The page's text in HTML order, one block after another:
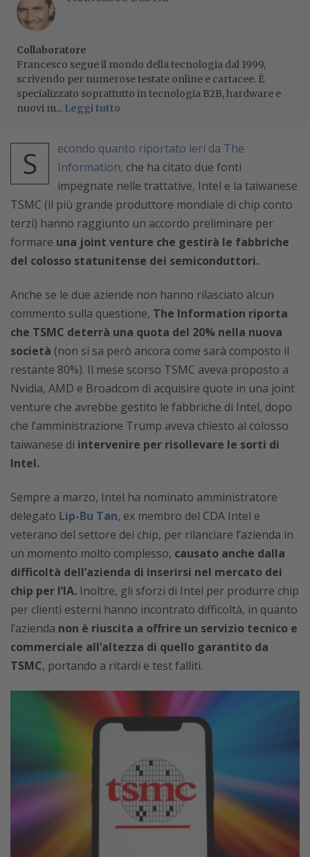
Collaboratore
Francesco segue il mondo della tecnologia dal 1999,
scrivendo per numerose testate online e cartacee. È
specializzato soprattutto in tecnologia B2B, hardware e
nuovi m... Leggi tutto
S
econdo quanto riportato ieri da The
Information, che ha citato due fonti
impegnate nelle trattative, Intel e la taiwanese
TSMC (il più grande produttore mondiale di chip conto
terzi) hanno raggiunto un accordo preliminare per
formare una joint venture che gestirà le fabbriche
del colosso statunitense dei semiconduttori.
Anche se le due aziende non hanno rilasciato alcun
commento sulla questione, The Information riporta
che TSMC deterrà una quota del 20% nella nuova
società (non si sa però ancora come sarà composto il
restante 80%). Il mese scorso TSMC aveva proposto a
Nvidia, AMD e Broadcom di acquisire quote in una joint
venture che avrebbe gestito le fabbriche di Intel, dopo
che l’amministrazione Trump aveva chiesto al colosso
taiwanese di intervenire per risollevare le sorti di
Intel.
Sempre a marzo, Intel ha nominato amministratore
delegato Lip-Bu Tan, ex membro del CDA Intel e
veterano del settore dei chip, per rilanciare l’azienda in
un momento molto complesso, causato anche dalla
difficoltà dell’azienda di inserirsi nel mercato dei
chip per l’IA. Inoltre, gli sforzi di Intel per produrre chip
per clienti esterni hanno incontrato difficoltà, in quanto
l’azienda non è riuscita a offrire un servizio tecnico e
commerciale all’altezza di quello garantito da
TSMC, portando a ritardi e test falliti.